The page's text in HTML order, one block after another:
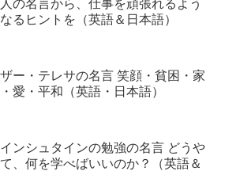
の名言から、仕事を頑張れるよう
るヒントを（英語＆日本語）
ー・テレサの名言 笑顔・貧困・家
愛・平和（英語・日本語）
ンシュタインの勉強の名言 どうや
、何を学べばいいのか？（英語＆